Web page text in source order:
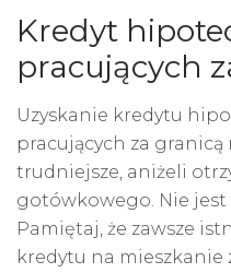
Kredyt
pracujących
Uzyskanie kredytu
pracujących za granicą
trudniejsze, aniżeli
gotówkowego. Nie
Pamiętaj, że zawsze
kredytu na mieszkanie